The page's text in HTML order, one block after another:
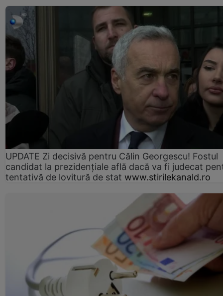
UPDATE Zi decisivă pentru Călin Georgescu! Fostul
candidat la prezidențiale află dacă va fi judecat
tentativă de lovitură de stat www.stirilekanald.ro